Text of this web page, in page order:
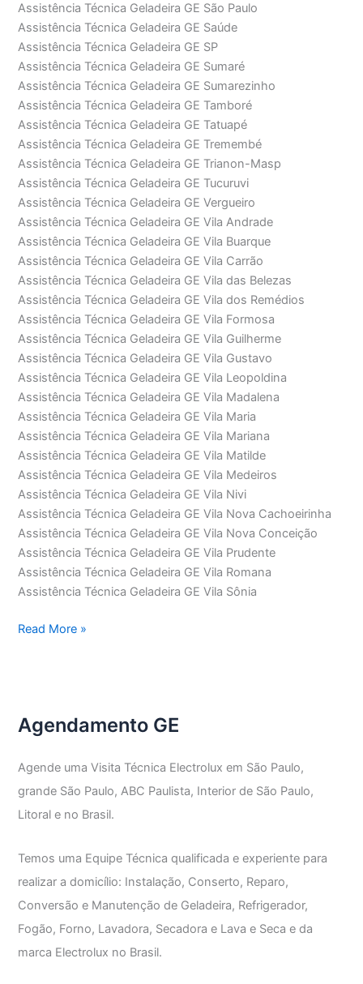
Assistência Técnica Geladeira GE São Paulo
Assistência Técnica Geladeira GE Saúde
Assistência Técnica Geladeira GE SP
Assistência Técnica Geladeira GE Sumaré
Assistência Técnica Geladeira GE Sumarezinho
Assistência Técnica Geladeira GE Tamboré
Assistência Técnica Geladeira GE Tatuapé
Assistência Técnica Geladeira GE Tremembé
Assistência Técnica Geladeira GE Trianon-Masp
Assistência Técnica Geladeira GE Tucuruvi
Assistência Técnica Geladeira GE Vergueiro
Assistência Técnica Geladeira GE Vila Andrade
Assistência Técnica Geladeira GE Vila Buarque
Assistência Técnica Geladeira GE Vila Carrão
Assistência Técnica Geladeira GE Vila das Belezas
Assistência Técnica Geladeira GE Vila dos Remédios
Assistência Técnica Geladeira GE Vila Formosa
Assistência Técnica Geladeira GE Vila Guilherme
Assistência Técnica Geladeira GE Vila Gustavo
Assistência Técnica Geladeira GE Vila Leopoldina
Assistência Técnica Geladeira GE Vila Madalena
Assistência Técnica Geladeira GE Vila Maria
Assistência Técnica Geladeira GE Vila Mariana
Assistência Técnica Geladeira GE Vila Matilde
Assistência Técnica Geladeira GE Vila Medeiros
Assistência Técnica Geladeira GE Vila Nivi
Assistência Técnica Geladeira GE Vila Nova Cachoeirinha
Assistência Técnica Geladeira GE Vila Nova Conceição
Assistência Técnica Geladeira GE Vila Prudente
Assistência Técnica Geladeira GE Vila Romana
Assistência Técnica Geladeira GE Vila Sônia
Assistência
Read More »
Agendamento GE
Agende uma Visita Técnica Electrolux em São Paulo,
grande São Paulo, ABC Paulista, Interior de São Paulo,
Litoral e no Brasil.
Temos uma Equipe Técnica qualificada e experiente para
realizar a domicílio: Instalação, Conserto, Reparo,
Conversão e Manutenção de Geladeira, Refrigerador,
Fogão, Forno, Lavadora, Secadora e Lava e Seca e da
marca Electrolux no Brasil.